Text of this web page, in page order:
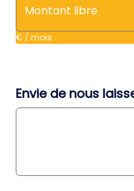
€ / mois
Envie de nous